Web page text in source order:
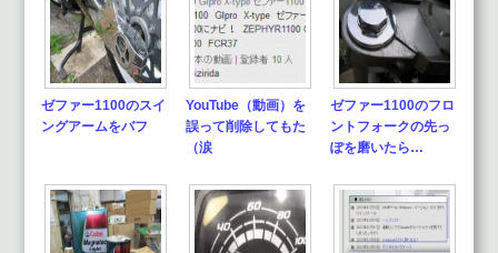
ゼファー1100のスイ
ングアームをバフ
YouTube（動画）を
誤って削除してもた
（涙
ゼファー1100のフロ
ントフォークの先っ
ぽを磨いたら…